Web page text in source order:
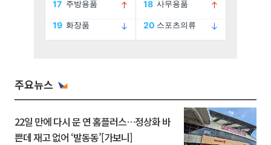
주요뉴스
22일 만에 다시 문 연 홈플러스…정상화 바
쁜데 재고 없어 ‘발동동’[가보니]